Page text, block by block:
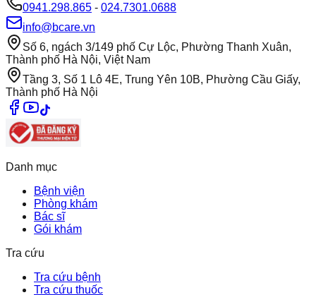
0941.298.865 - 024.7301.0688
info@bcare.vn
Số 6, ngách 3/149 phố Cự Lộc, Phường Thanh Xuân,
Thành phố Hà Nội, Việt Nam
Tầng 3, Số 1 Lô 4E, Trung Yên 10B, Phường Cầu Giấy,
Thành phố Hà Nội
Danh mục
Bệnh viện
Phòng khám
Bác sĩ
Gói khám
Tra cứu
Tra cứu bệnh
Tra cứu thuốc